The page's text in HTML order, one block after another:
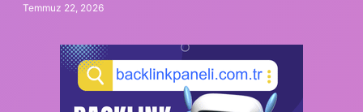
Temmuz 22, 2026